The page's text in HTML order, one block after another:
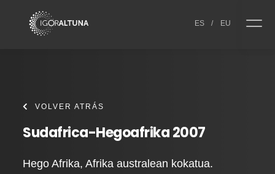
ES / EU
VOLVER ATRÁS
Sudafrica-Hegoafrika 2007
Hego Afrika, Afrika australean kokatua.